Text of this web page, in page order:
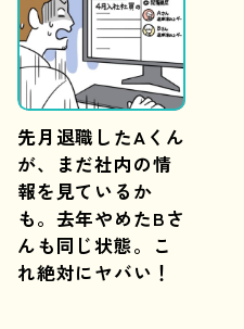
先月退職したAくん
が、まだ社内の情
報を見ているか
も。去年やめたBさ
んも同じ状態。こ
れ絶対にヤバい！